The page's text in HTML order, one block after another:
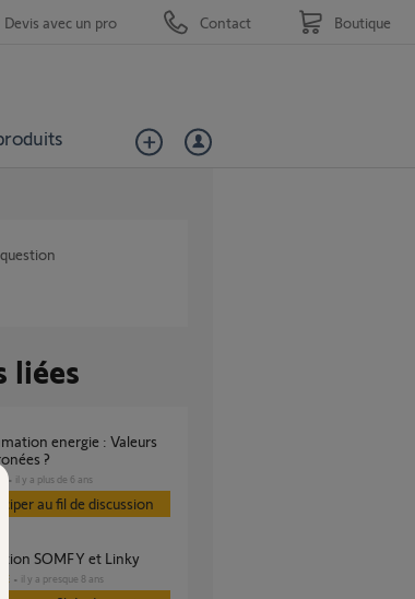
Devis avec un pro Contact Boutique
liées
?
il y a plus de 6 ans
au fil de discussion
SOMFY et Linky
il y a presque 8 ans